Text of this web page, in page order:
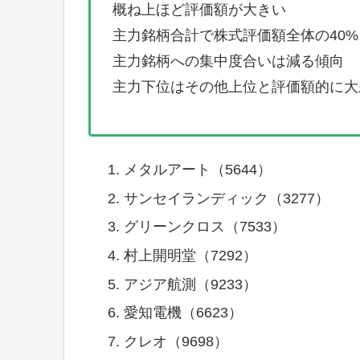
概ね上ほど評価額が大きい
主力銘柄合計で株式評価額全体の
主力銘柄への集中度合いは減る傾向
主力下位はその他上位と評価額的に大
メタルアート（5644）
サンセイランディック（3277）
グリーンクロス（7533）
村上開明堂（7292）
アジア航測（9233）
愛知電機（6623）
クレオ（9698）